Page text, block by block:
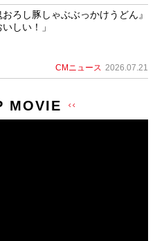
おろし豚しゃぶぶっかけうどん』
しい！」
CMニュース 2026.07.21
MOVIE